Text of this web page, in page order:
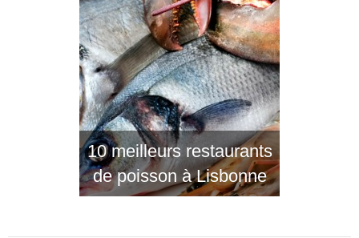
10 meilleurs restaurants
de poisson à Lisbonne